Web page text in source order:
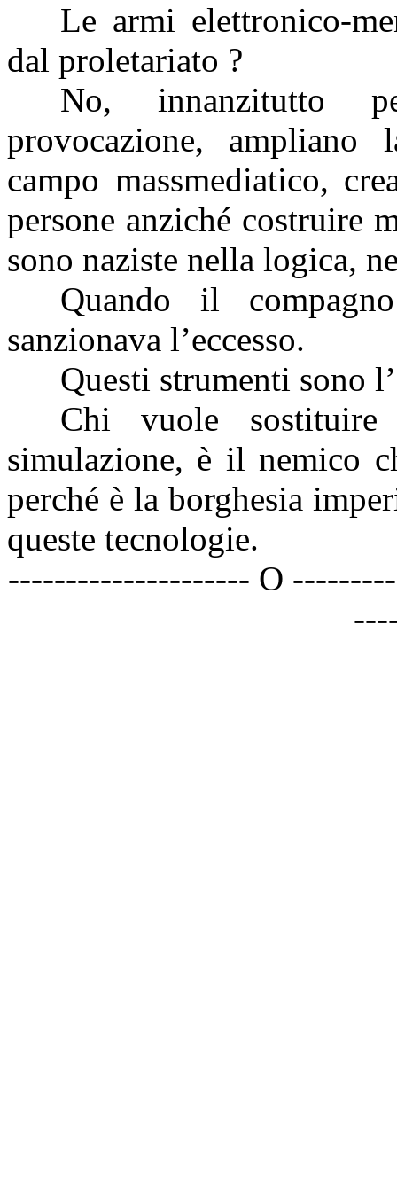
Le armi elettronico-
dal proletariato ?
No, innanzitutto
provocazione,
campo massmediatico,
persone anziché costruire
sono naziste nella logica,
Quando il
sanzionava l’eccesso.
Questi strumenti sono
Chi vuole
simulazione, è il nemico
perché è la borghesia
queste tecnologie.
--------------------- O